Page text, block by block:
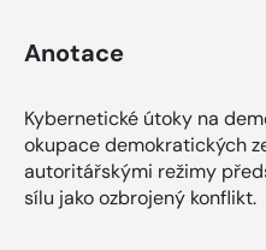
Anotace
Kybernetické útoky na
okupace demokratických
autoritářskými režimy
sílu jako ozbrojený konflikt.